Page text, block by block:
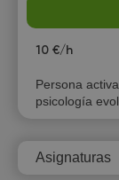
10 €/h
Persona
psicología
Asignaturas
8
18:30